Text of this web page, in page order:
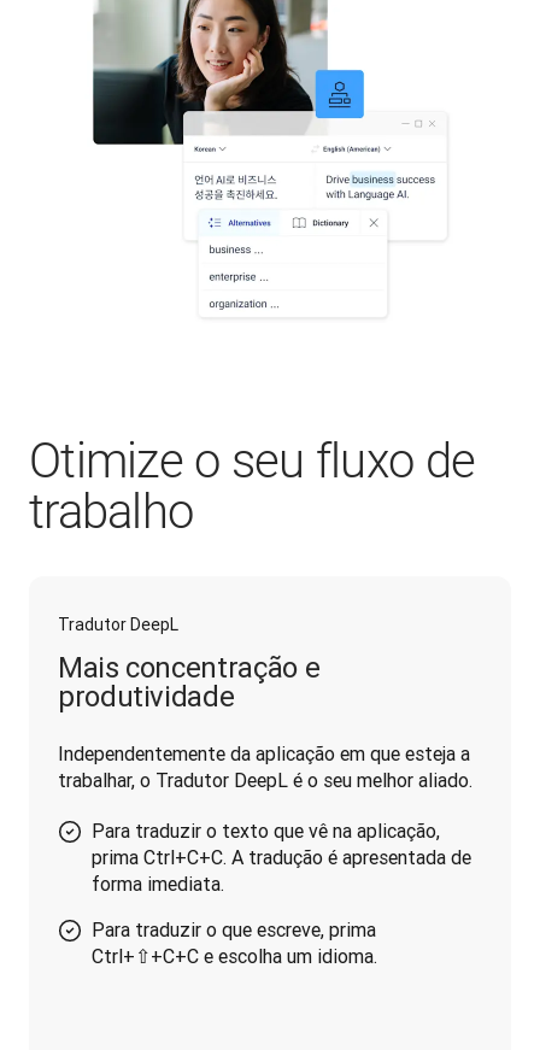
Otimize o seu fluxo de
trabalho
Tradutor DeepL
Mais concentração e
produtividade
Independentemente da aplicação em que esteja a
trabalhar, o Tradutor DeepL é o seu melhor aliado.
Para traduzir o texto que vê na aplicação,
prima Ctrl+C+C. A tradução é apresentada de
forma imediata.
Para traduzir o que escreve, prima
Ctrl+⇧+C+C e escolha um idioma.